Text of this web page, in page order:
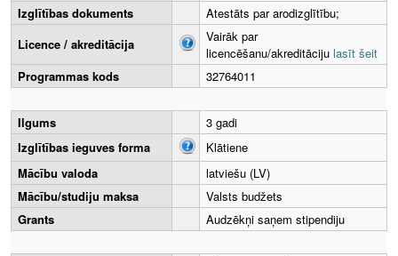
Izglītības dokuments
Atestāts par arodizglītību;
Licence / akreditācija
Vairāk par
licencēšanu/akreditāciju lasīt šeit
Programmas kods
32764011
Ilgums
3 gadi
Izglītības ieguves forma
Klātiene
Mācību valoda
latviešu (LV)
Mācību/studiju maksa
Valsts budžets
Grants
Audzēkņi saņem stipendiju